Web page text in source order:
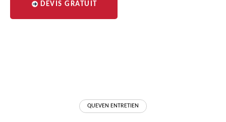
DEVIS GRATUIT
QUEVEN ENTRETIEN